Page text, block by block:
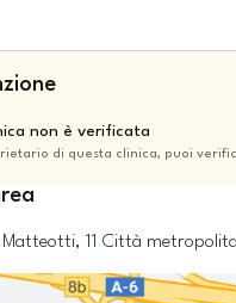
non è verificata
di questa clinica, puoi
11 Città